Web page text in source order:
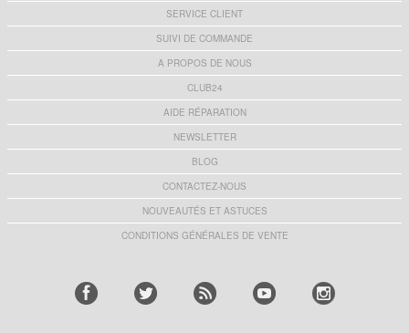
SERVICE CLIENT
SUIVI DE COMMANDE
A PROPOS DE NOUS
CLUB24
AIDE RÉPARATION
NEWSLETTER
BLOG
CONTACTEZ-NOUS
NOUVEAUTÉS ET ASTUCES
CONDITIONS GÉNÉRALES DE VENTE